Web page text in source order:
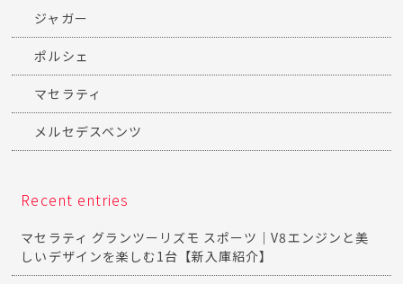
ジャガー
ポルシェ
マセラティ
メルセデスベンツ
Recent entries
マセラティ グランツーリズモ スポーツ｜V8エンジンと美
しいデザインを楽しむ1台【新入庫紹介】